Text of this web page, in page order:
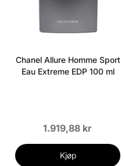
Chanel Allure Homme Sport
Eau Extreme EDP 100 ml
1.919,88 kr
Kjøp